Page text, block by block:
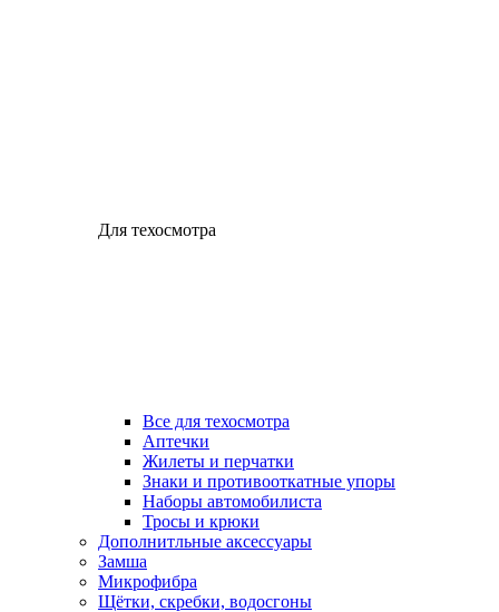
Для техосмотра
Все для техосмотра
Аптечки
Жилеты и перчатки
Знаки и противооткатные упоры
Наборы автомобилиста
Тросы и крюки
Дополнитльные аксессуары
Замша
Микрофибра
Щётки, скребки, водосгоны